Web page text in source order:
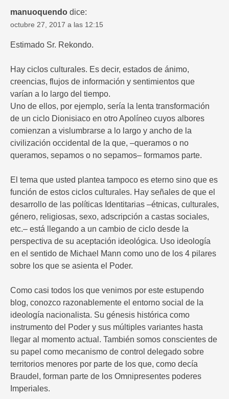
manuoquendo dice:
octubre 27, 2017 a las 12:15
Estimado Sr. Rekondo.
Hay ciclos culturales. Es decir, estados de ánimo,
creencias, flujos de información y sentimientos que
varían a lo largo del tiempo.
Uno de ellos, por ejemplo, sería la lenta transformación
de un ciclo Dionisiaco en otro Apolíneo cuyos albores
comienzan a vislumbrarse a lo largo y ancho de la
civilización occidental de la que, –queramos o no
queramos, sepamos o no sepamos– formamos parte.
El tema que usted plantea tampoco es eterno sino que es
función de estos ciclos culturales. Hay señales de que el
desarrollo de las políticas Identitarias –étnicas, culturales,
género, religiosas, sexo, adscripción a castas sociales,
etc.– está llegando a un cambio de ciclo desde la
perspectiva de su aceptación ideológica. Uso ideología
en el sentido de Michael Mann como uno de los 4 pilares
sobre los que se asienta el Poder.
Como casi todos los que venimos por este estupendo
blog, conozco razonablemente el entorno social de la
ideología nacionalista. Su génesis histórica como
instrumento del Poder y sus múltiples variantes hasta
llegar al momento actual. También somos conscientes de
su papel como mecanismo de control delegado sobre
territorios menores por parte de los que, como decía
Braudel, forman parte de los Omnipresentes poderes
Imperiales.